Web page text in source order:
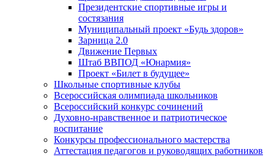
Президентские спортивные игры и
состязания
Муниципальный проект «Будь здоров»
Зарница 2.0
Движение Первых
Штаб ВВПОД «Юнармия»
Проект «Билет в будущее»
Школьные спортивные клубы
Всероссийская олимпиада школьников
Всероссийский конкурс сочинений
Духовно-нравственное и патриотическое
воспитание
Конкурсы профессионального мастерства
Аттестация педагогов и руководящих работников